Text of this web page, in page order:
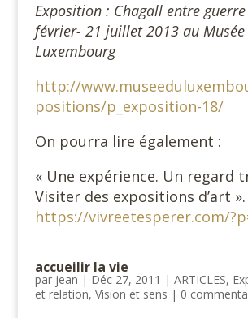
Exposition : Chagall entre
février- 21 juillet 2013 au Musée
Luxembourg
http://
positions/p_exposition-18/
On pourra lire également :
« Une expérience. Un regard
Visiter des expositions d’art ».
https://vivreetesperer.com/
accueilir la vie
par jean | Déc 27, 2011 | ARTICLES,
et relation, Vision et sens | 0